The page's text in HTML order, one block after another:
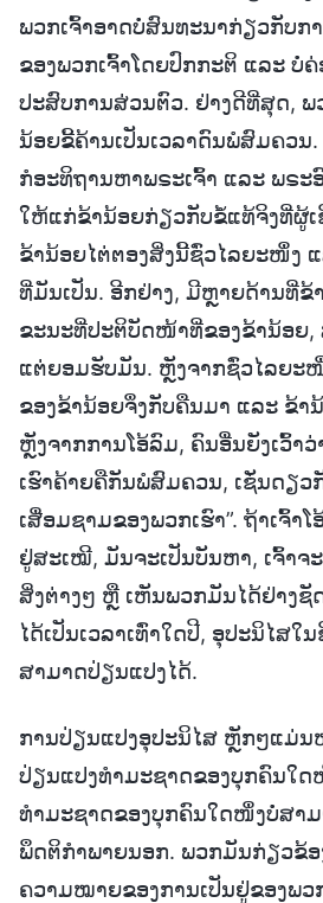
ພວກເຈົ້າອາດບໍ່ສົນທະນາກ່ຽວກັບກ
ຂອງພວກເຈົ້າໂດຍປົກກະຕິ ແລະ ບໍ່
ປະສົບການສ່ວນຕົວ. ຢ່າງດີທີ່ສຸດ, ພ
ນ້ອຍຂີ້ຄ້ານເປັນເວລາດົນພໍສົມຄວນ
ກໍອະທິຖານຫາພຣະເຈົ້າ ແລະ ພຣະ
ໃຫ້ແກ່ຂ້ານ້ອຍກ່ຽວກັບຂໍ້ແທ້ຈິງທີ່ຜູ້
ຂ້ານ້ອຍໄຕ່ຕອງສິ່ງນີ້ຊົ່ວໄລຍະໜຶ່ງ
ທີ່ມັນເປັນ. ອີກຢ່າງ, ມີຫຼາຍດ້ານທີ່ຂ້
ຂະນະທີ່ປະຕິບັດໜ້າທີ່ຂອງຂ້ານ້ອຍ,
ແຕ່ຍອມຮັບມັນ. ຫຼັງຈາກຊົ່ວໄລຍະ
ຂອງຂ້ານ້ອຍຈຶ່ງກັບຄືນມາ ແລະ ຂ້າ
ຫຼັງຈາກການໂອ້ລົມ, ຄົນອື່ນຍັງເວົ້າ
ເຮົາຄ້າຍຄືກັນພໍສົມຄວນ, ເຊັ່ນດຽວ
ເສື່ອມຊາມຂອງພວກເຮົາ”. ຖ້າເຈົ້າ
ຢູ່ສະເໝີ, ມັນຈະເປັນບັນຫາ, ເຈົ້າຈ
ສິ່ງຕ່າງໆ ຫຼື ເຫັນພວກມັນໄດ້ຢ່າງຊັດ
ໄດ້ເປັນເວລາເທົ່າໃດປີ, ອຸປະນິໄສໃ
ສາມາດປ່ຽນແປງໄດ້.
ການປ່ຽນແປງອຸປະນິໄສ ຫຼັກໆແມ່ນ
ປ່ຽນແປງທຳມະຊາດຂອງບຸກຄົນໃດ
ທຳມະຊາດຂອງບຸກຄົນໃດໜຶ່ງບໍ່ສາ
ພຶດຕິກຳພາຍນອກ. ພວກມັນກ່ຽວຂ້
ຄວາມໝາຍຂອງການເປັນຢູ່ຂອງພວ